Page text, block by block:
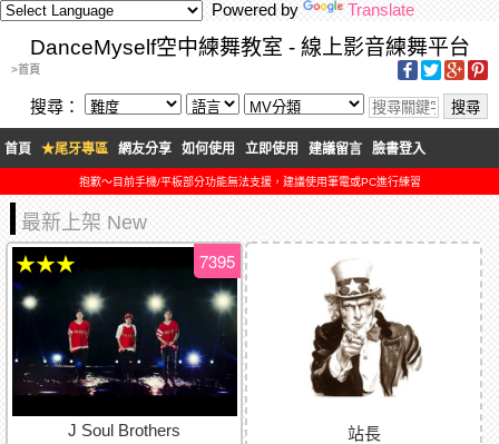
Powered by Translate
DanceMyself空中練舞教室 - 線上影音練舞平台
>首頁
搜尋：
首頁 ★尾牙專區 網友分享 如何使用 立即使用 建議留言 臉書登入
抱歉～目前手機/平板部分功能無法支援，建議使用筆電或PC進行練習
最新上架 New
J Soul Brothers
7395
★★★
站長